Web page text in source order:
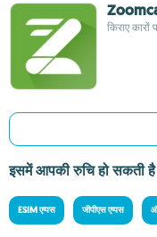
किराए कारों
इसमें आपकी रुचि हो सकती है
ESIM एप्पस जीपीएस एप्पस